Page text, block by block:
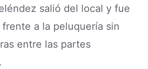
salió del local y fue
a la peluquería sin
entre las partes